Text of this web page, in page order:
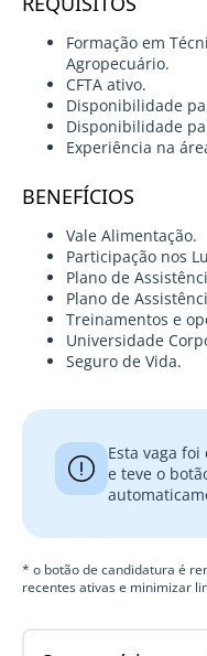
Formação em
Agropecuário.
CFTA ativo.
Disponibilidade
Disponibilidade
Experiência na
BENEFÍCIOS
Vale Alimentação.
Participação nos
Plano de
Plano de
Treinamentos e
Universidade
Seguro de Vida.
Esta vaga
e teve o
* o botão de candidatura é
recentes ativas e minimizar